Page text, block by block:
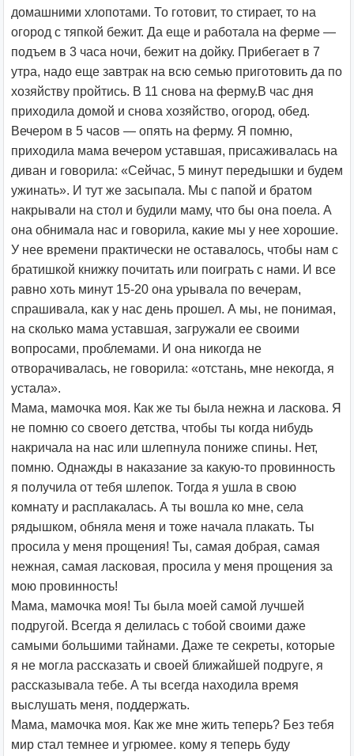
домашними хлопотами. То готовит, то стирает, то на
огород с тяпкой бежит. Да еще и работала на ферме —
подъем в 3 часа ночи, бежит на дойку. Прибегает в 7
утра, надо еще завтрак на всю семью приготовить да по
хозяйству пройтись. В 11 снова на ферму.В час дня
приходила домой и снова хозяйство, огород, обед.
Вечером в 5 часов — опять на ферму. Я помню,
приходила мама вечером уставшая, присаживалась на
диван и говорила: «Сейчас, 5 минут передышки и будем
ужинать». И тут же засыпала. Мы с папой и братом
накрывали на стол и будили маму, что бы она поела. А
она обнимала нас и говорила, какие мы у нее хорошие.
У нее времени практически не оставалось, чтобы нам с
братишкой книжку почитать или поиграть с нами. И все
равно хоть минут 15-20 она урывала по вечерам,
спрашивала, как у нас день прошел. А мы, не понимая,
на сколько мама уставшая, загружали ее своими
вопросами, проблемами. И она никогда не
отворачивалась, не говорила: «отстань, мне некогда, я
устала».
Мама, мамочка моя. Как же ты была нежна и ласкова. Я
не помню со своего детства, чтобы ты когда нибудь
накричала на нас или шлепнула пониже спины. Нет,
помню. Однажды в наказание за какую-то провинность
я получила от тебя шлепок. Тогда я ушла в свою
комнату и расплакалась. А ты вошла ко мне, села
рядышком, обняла меня и тоже начала плакать. Ты
просила у меня прощения! Ты, самая добрая, самая
нежная, самая ласковая, просила у меня прощения за
мою провинность!
Мама, мамочка моя! Ты была моей самой лучшей
подругой. Всегда я делилась с тобой своими даже
самыми большими тайнами. Даже те секреты, которые
я не могла рассказать и своей ближайшей подруге, я
рассказывала тебе. А ты всегда находила время
выслушать меня, поддержать.
Мама, мамочка моя. Как же мне жить теперь? Без тебя
мир стал темнее и угрюмее. кому я теперь буду